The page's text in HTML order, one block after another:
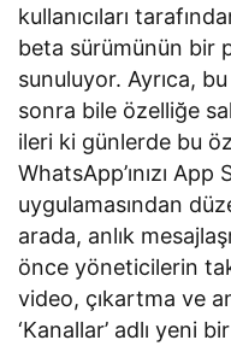
kullanıcıları
beta sürümünün bir
sunuluyor. Ayrıca,
sonra bile özelliğe
ileri ki günlerde bu
WhatsApp’ınızı
uygulamasından
arada, anlık
önce yöneticilerin
video, çıkartma ve
‘Kanallar’ adlı yeni